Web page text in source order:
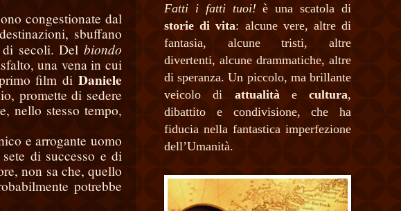
congestionate dal
sbuffano
di secoli. Del biondo
una vena in cui
film di Daniele
promette di sedere
nello stesso tempo,
e arrogante uomo
di successo e di
non sa che, quello
potrebbe
Fatti i fatti tuoi!è una scatola di
storie di vita: alcune vere, altre di
fantasia, alcune tristi, altre
divertenti, alcune drammatiche, altre
di speranza. Un piccolo, ma brillante
veicolo di attualità e cultura,
dibattito e condivisione, che ha
fiducia nella fantastica imperfezione
dell’Umanità.